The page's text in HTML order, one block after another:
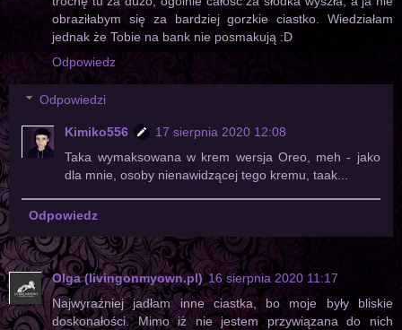
obraziłabym się za bardziej gorzkie ciastko. Wiedziałam
jednak że Tobie na bank nie posmakują :D
Odpowiedz
Odpowiedzi
Kimiko556
17 sierpnia 2020 12:08
Taka wymaksowana w krem wersja Oreo, meh - jako
dla mnie, osoby nienawidzącej tego kremu, taak...
Odpowiedz
Olga (livingonmyown.pl) 16 sierpnia 2020 11:17
Najwyraźniej jadłam inne ciastka, bo moje były bliskie
doskonałości. Mimo iż nie jestem przywiązana do nich